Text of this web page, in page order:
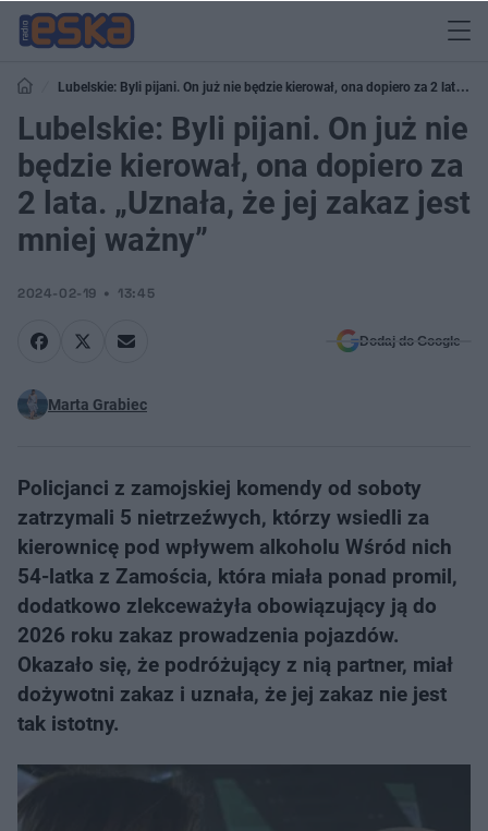
Lubelskie: Byli pijani. On już nie będzie kierował, ona dopiero za 2 lata.
„Uznała, że jej zakaz jest mniej ważny”
Lubelskie: Byli pijani. On już nie
będzie kierował, ona dopiero za
2 lata. „Uznała, że jej zakaz jest
mniej ważny”
2024-02-19 13:45
Dodaj do Google
Marta Grabiec
Policjanci z zamojskiej komendy od soboty
zatrzymali 5 nietrzeźwych, którzy wsiedli za
kierownicę pod wpływem alkoholu Wśród nich
54-latka z Zamościa, która miała ponad promil,
dodatkowo zlekceważyła obowiązujący ją do
2026 roku zakaz prowadzenia pojazdów.
Okazało się, że podróżujący z nią partner, miał
dożywotni zakaz i uznała, że jej zakaz nie jest
tak istotny.